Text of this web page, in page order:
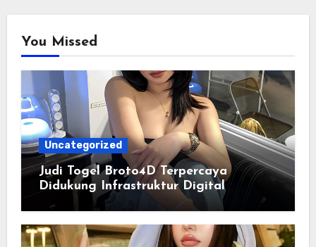
You Missed
Uncategorized
Judi Togel Broto4D Terpercaya
Didukung Infrastruktur Digital